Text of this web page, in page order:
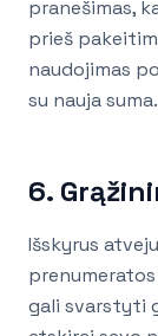
pranešimas,
prieš
naudojimas
su nauja suma.
6.
Išskyrus
gali svarstyti